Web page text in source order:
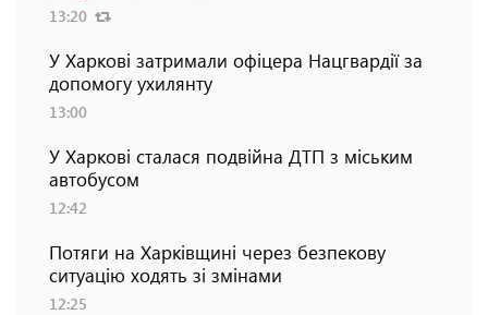
13:20
У Харкові затримали офіцера Нацгвардії за
допомогу ухилянту
13:00
У Харкові сталася подвійна ДТП з міським
автобусом
12:42
Потяги на Харківщині через безпекову
ситуацію ходять зі змінами
12:25